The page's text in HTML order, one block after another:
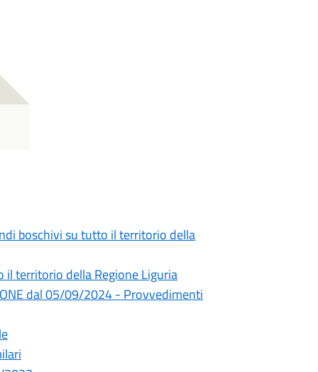
boschivi su tutto il territorio della
il territorio della Regione Liguria
dal 05/09/2024 - Provvedimenti